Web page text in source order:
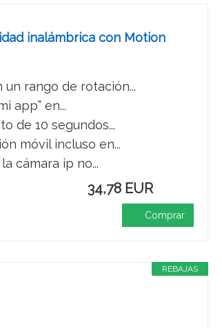
inalámbrica con Motion
rango de rotación...
app” en...
de 10 segundos...
móvil incluso en...
cámara ip no...
34,78 EUR
Comprar
REBAJAS